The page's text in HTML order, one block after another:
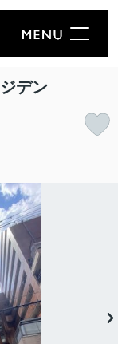
デン